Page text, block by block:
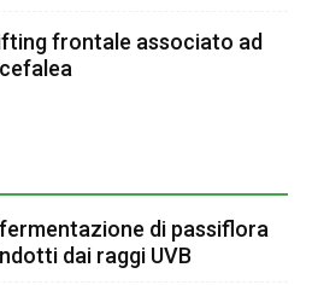
frontale associato ad
di passiflora
dai raggi UVB